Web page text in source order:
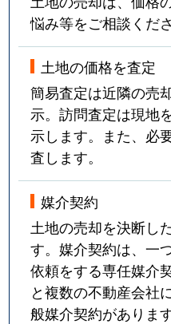
悩み等をご相談くださ
土地の価格を査定
簡易査定は近隣の売
示。訪問査定は現地
示します。また、必
査します。
媒介契約
土地の売却を決断し
す。媒介契約は、一
依頼をする専任媒介
と複数の不動産会社
般媒介契約があります